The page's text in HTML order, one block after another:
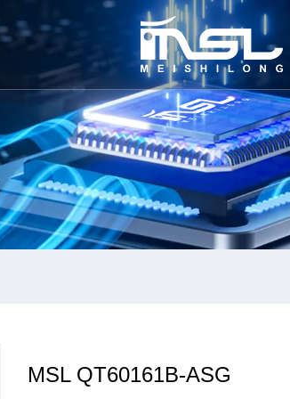
MSL QT60161B-ASG